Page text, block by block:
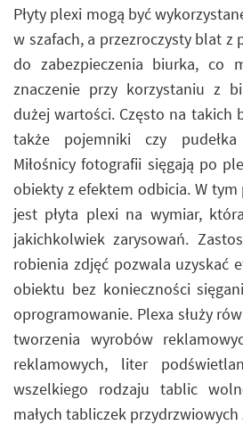
Płyty plexi mogą być
w szafach, a przezroczysty blat z
do zabezpieczenia biurka, co
znaczenie przy korzystaniu z
dużej wartości. Często na takich
także pojemniki czy
Miłośnicy fotografii sięgają po
obiekty z efektem odbicia. W
jest płyta plexi na wymiar,
jakichkolwiek zarysowań.
robienia zdjęć pozwala uzyskać
obiektu bez konieczności
oprogramowanie. Plexa służy
tworzenia wyrobów
reklamowych, liter
wszelkiego rodzaju tablic
małych tabliczek przydrzwiowych